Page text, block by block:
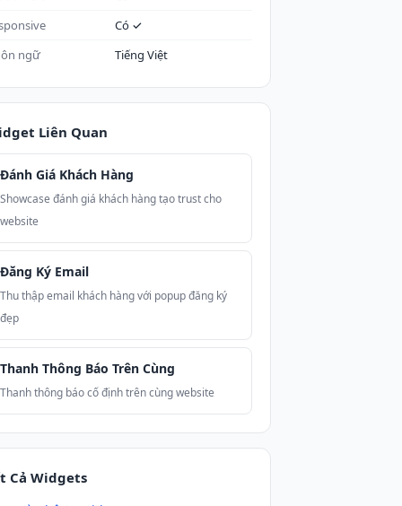
Có ✓
ngữ
Tiếng Việt
Liên Quan
Đánh Giá Khách Hàng
Showcase đánh giá khách hàng tạo trust cho
website
Đăng Ký Email
Thu thập email khách hàng với popup đăng ký
đẹp
Thanh Thông Báo Trên Cùng
Thanh thông báo cố định trên cùng website
Cả Widgets